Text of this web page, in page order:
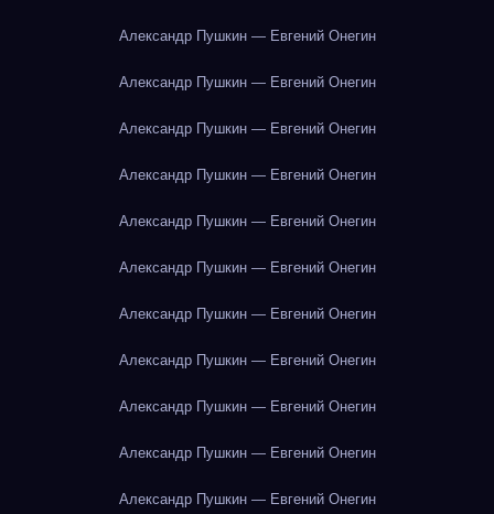
Александр Пушкин — Евгений Онегин
Александр Пушкин — Евгений Онегин
Александр Пушкин — Евгений Онегин
Александр Пушкин — Евгений Онегин
Александр Пушкин — Евгений Онегин
Александр Пушкин — Евгений Онегин
Александр Пушкин — Евгений Онегин
Александр Пушкин — Евгений Онегин
Александр Пушкин — Евгений Онегин
Александр Пушкин — Евгений Онегин
Александр Пушкин — Евгений Онегин